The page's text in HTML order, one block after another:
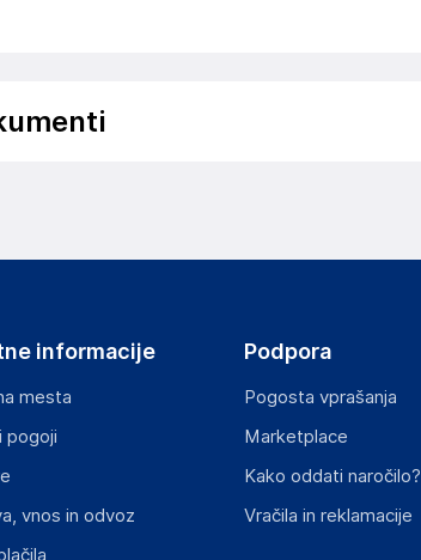
skladnost izdelka z zahtevanimi predpisi.
informacije
mesta
pogoji
vnos in odvoz
Podpora
Pogosta vprašanja
Marketplace
Kako oddati naročilo?
Vračila in reklamacije